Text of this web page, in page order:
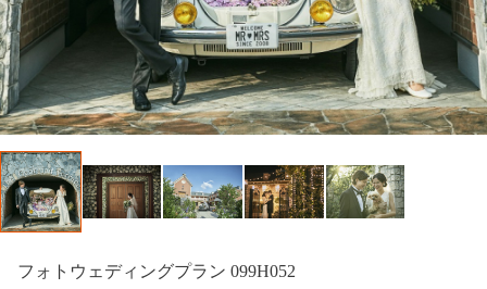
フォトウェディングプラン 099H052